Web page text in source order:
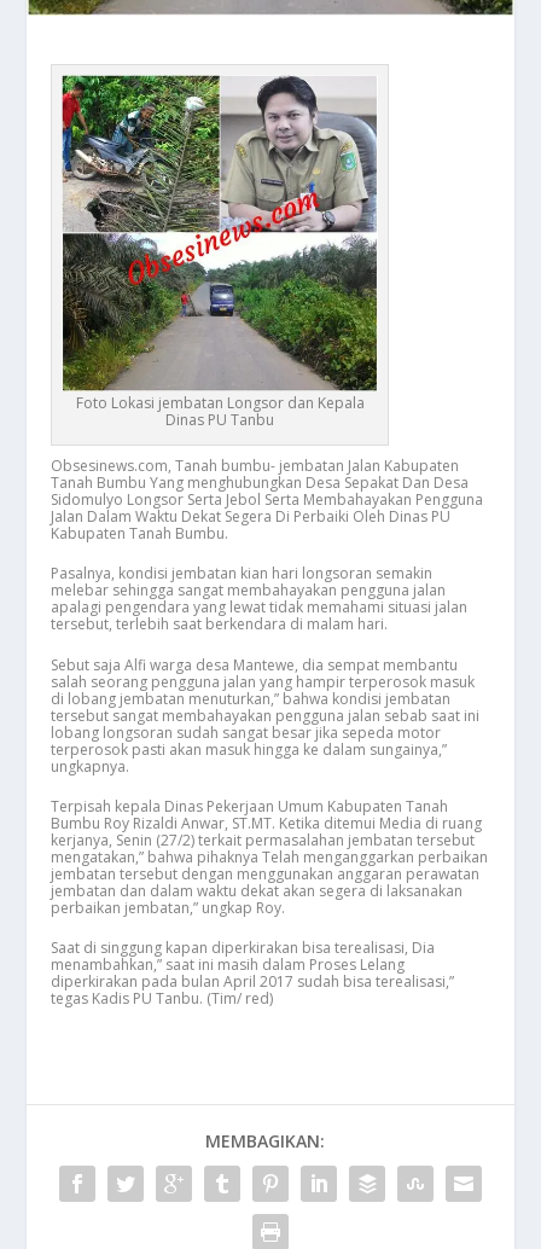
Foto Lokasi jembatan Longsor dan Kepala
Dinas PU Tanbu
Obsesinews.com, Tanah bumbu- jembatan Jalan Kabupaten
Tanah Bumbu Yang menghubungkan Desa Sepakat Dan Desa
Sidomulyo Longsor Serta Jebol Serta Membahayakan Pengguna
Jalan Dalam Waktu Dekat Segera Di Perbaiki Oleh Dinas PU
Kabupaten Tanah Bumbu.
Pasalnya, kondisi jembatan kian hari longsoran semakin
melebar sehingga sangat membahayakan pengguna jalan
apalagi pengendara yang lewat tidak memahami situasi jalan
tersebut, terlebih saat berkendara di malam hari.
Sebut saja Alfi warga desa Mantewe, dia sempat membantu
salah seorang pengguna jalan yang hampir terperosok masuk
di lobang jembatan menuturkan,” bahwa kondisi jembatan
tersebut sangat membahayakan pengguna jalan sebab saat ini
lobang longsoran sudah sangat besar jika sepeda motor
terperosok pasti akan masuk hingga ke dalam sungainya,”
ungkapnya.
Terpisah kepala Dinas Pekerjaan Umum Kabupaten Tanah
Bumbu Roy Rizaldi Anwar, ST.MT. Ketika ditemui Media di ruang
kerjanya, Senin (27/2) terkait permasalahan jembatan tersebut
mengatakan,” bahwa pihaknya Telah menganggarkan perbaikan
jembatan tersebut dengan menggunakan anggaran perawatan
jembatan dan dalam waktu dekat akan segera di laksanakan
perbaikan jembatan,” ungkap Roy.
Saat di singgung kapan diperkirakan bisa terealisasi, Dia
menambahkan,” saat ini masih dalam Proses Lelang
diperkirakan pada bulan April 2017 sudah bisa terealisasi,”
tegas Kadis PU Tanbu. (Tim/ red)
MEMBAGIKAN: